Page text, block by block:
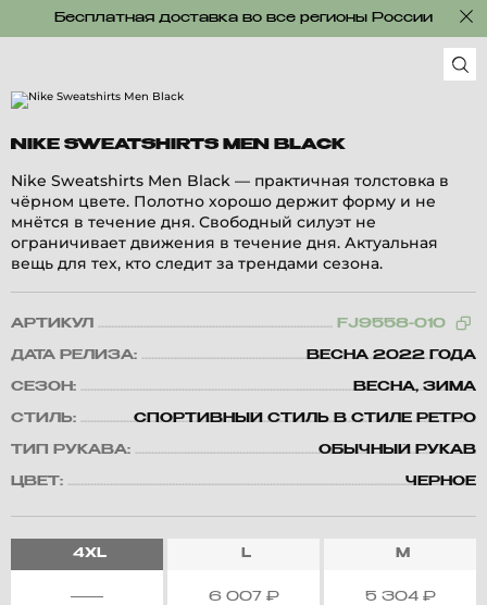
Бесплатная доставка во все регионы России
NIKE SWEATSHIRTS MEN BLACK
Nike Sweatshirts Men Black — практичная толстовка в
чёрном цвете. Полотно хорошо держит форму и не
мнётся в течение дня. Свободный силуэт не
ограничивает движения в течение дня. Актуальная
вещь для тех, кто следит за трендами сезона.
АРТИКУЛ FJ9558-010
ДАТА РЕЛИЗА: ВЕСНА 2022 ГОДА
СЕЗОН: ВЕСНА, ЗИМА
СТИЛЬ: СПОРТИВНЫЙ СТИЛЬ В СТИЛЕ РЕТРО
ТИП РУКАВА: ОБЫЧНЫЙ РУКАВ
ЦВЕТ: ЧЕРНОЕ
4XL L
6 007 ₽
M
5 304 ₽